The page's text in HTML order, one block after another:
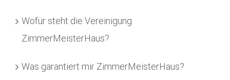
Wofür steht die Vereinigung
ZimmerMeisterHaus?
Was garantiert mir ZimmerMeisterHaus?